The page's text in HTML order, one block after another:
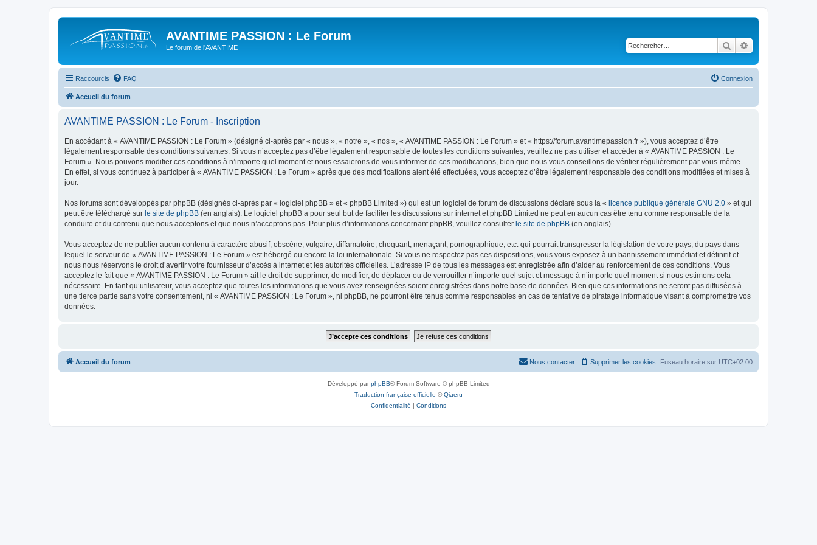
AVANTIME PASSION : Le Forum
Le forum de l'AVANTIME Rechercher
Raccourcis FAQ Connexion
Accueil du forum
AVANTIME PASSION : Le Forum - Inscription
En accédant à « AVANTIME PASSION : Le Forum » (désigné ci-après par « nous », « notre », « nos », « AVANTIME PASSION : Le Forum » et « https://forum.avantimepassion.fr »), vous acceptez d’être
légalement responsable des conditions suivantes. Si vous n’acceptez pas d’être légalement responsable de toutes les conditions suivantes, veuillez ne pas utiliser et accéder à « AVANTIME PASSION : Le
Forum ». Nous pouvons modifier ces conditions à n’importe quel moment et nous essaierons de vous informer de ces modifications, bien que nous vous conseillons de vérifier régulièrement par vous-même.
En effet, si vous continuez à participer à « AVANTIME PASSION : Le Forum » après que des modifications aient été effectuées, vous acceptez d’être légalement responsable des conditions modifiées et mises à
jour.
Nos forums sont développés par phpBB (désignés ci-après par « logiciel phpBB » et « phpBB Limited ») qui est un logiciel de forum de discussions déclaré sous la « licence publique générale GNU 2.0 » et qui
peut être téléchargé sur le site de phpBB (en anglais). Le logiciel phpBB a pour seul but de faciliter les discussions sur internet et phpBB Limited ne peut en aucun cas être tenu comme responsable de la
conduite et du contenu que nous acceptons et que nous n’acceptons pas. Pour plus d’informations concernant phpBB, veuillez consulter le site de phpBB (en anglais).
Vous acceptez de ne publier aucun contenu à caractère abusif, obscène, vulgaire, diffamatoire, choquant, menaçant, pornographique, etc. qui pourrait transgresser la législation de votre pays, du pays dans
lequel le serveur de « AVANTIME PASSION : Le Forum » est hébergé ou encore la loi internationale. Si vous ne respectez pas ces dispositions, vous vous exposez à un bannissement immédiat et définitif et
nous nous réservons le droit d’avertir votre fournisseur d’accès à internet et les autorités officielles. L’adresse IP de tous les messages est enregistrée afin d’aider au renforcement de ces conditions. Vous
acceptez le fait que « AVANTIME PASSION : Le Forum » ait le droit de supprimer, de modifier, de déplacer ou de verrouiller n’importe quel sujet et message à n’importe quel moment si nous estimons cela
nécessaire. En tant qu’utilisateur, vous acceptez que toutes les informations que vous avez renseignées soient enregistrées dans notre base de données. Bien que ces informations ne seront pas diffusées à
une tierce partie sans votre consentement, ni « AVANTIME PASSION : Le Forum », ni phpBB, ne pourront être tenus comme responsables en cas de tentative de piratage informatique visant à compromettre vos
données.
Accueil du forum Fuseau horaire sur UTC+02:00
Supprimer les cookies
Nous contacter
Développé parphpBB® Forum Software © phpBB Limited
Traduction française officielle ©Qiaeru
Confidentialité | Conditions